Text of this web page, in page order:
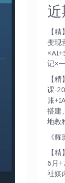
【
变现
记×
【
课-
账
搭建
地教
《
【
6月
社媒